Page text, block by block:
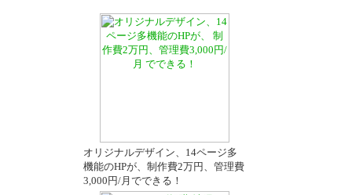
オリジナルデザイン、14ページ多
機能のHPが、制作費2万円、管理費
3,000円/月でできる！